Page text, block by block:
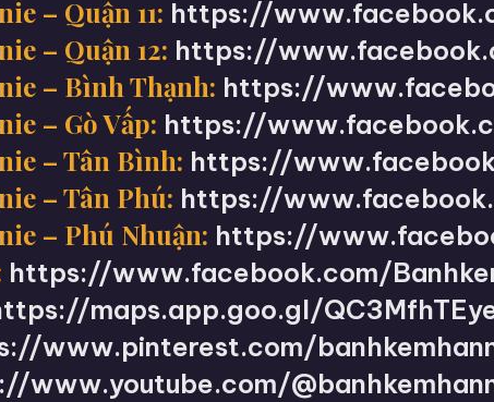
– Quận 11: https://
– Quận 12: https://
– Bình Thạnh: https://
– Gò Vấp: https://
– Tân Bình: https://
– Tân Phú: https://
– Phú Nhuận: https://
https://www.facebook.com/
maps.app.goo.gl/
www.pinterest.com/
www.youtube.com/